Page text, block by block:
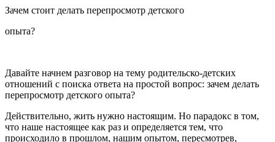
Зачем стоит делать перепросмотр детского
опыта?
Давайте начнем разговор на тему родительско-детских
отношений с поиска ответа на простой вопрос: зачем делать
перепросмотр детского опыта?
Действительно, жить нужно настоящим. Но парадокс в том,
что наше настоящее как раз и определяется тем, что
происходило в прошлом, нашим опытом, пересмотрев,